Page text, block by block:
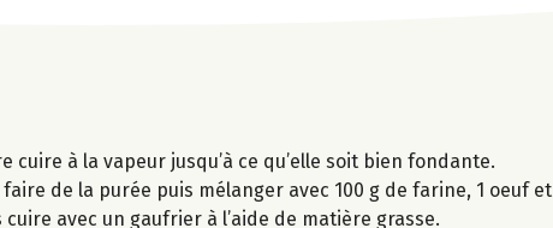
à la vapeur jusqu’à ce qu’elle soit bien fondante.
de la purée puis mélanger avec 100 g de farine, 1 oeuf et
avec un gaufrier à l’aide de matière grasse.